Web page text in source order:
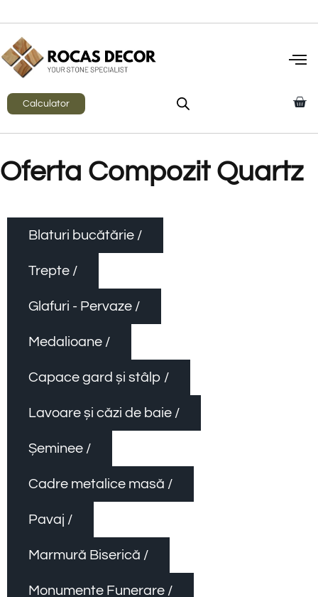
Calculator
Oferta Compozit Quartz
Blaturi bucătărie /
Trepte /
Glafuri - Pervaze /
Medalioane /
Capace gard și stâlp /
Lavoare și căzi de baie /
Șeminee /
Cadre metalice masă /
Pavaj /
Marmură Biserică /
Monumente Funerare /